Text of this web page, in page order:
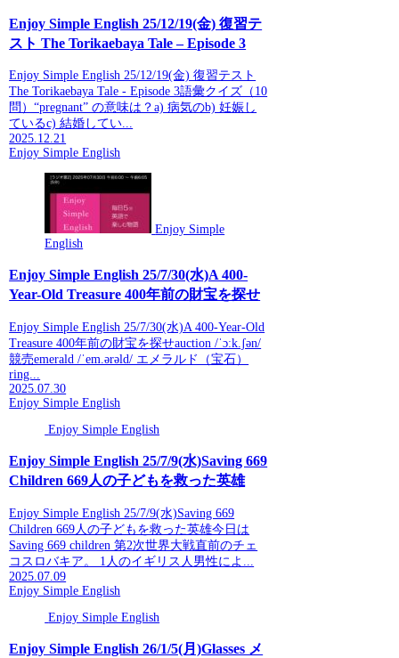
Enjoy Simple English 25/12/19(金) 復習テ
スト The Torikaebaya Tale – Episode 3
Enjoy Simple English 25/12/19(金) 復習テスト
The Torikaebaya Tale - Episode 3語彙クイズ（10
問）“pregnant” の意味は？a) 病気のb) 妊娠し
ているc) 結婚してい...
2025.12.21
Enjoy Simple English
Enjoy Simple
English
Enjoy Simple English 25/7/30(水)A 400-
Year-Old Treasure 400年前の財宝を探せ
Enjoy Simple English 25/7/30(水)A 400-Year-Old
Treasure 400年前の財宝を探せauction /ˈɔːk.ʃən/
競売emerald /ˈem.ərəld/ エメラルド（宝石）
ring...
2025.07.30
Enjoy Simple English
Enjoy Simple English
Enjoy Simple English 25/7/9(水)Saving 669
Children 669人の子どもを救った英雄
Enjoy Simple English 25/7/9(水)Saving 669
Children 669人の子どもを救った英雄今日は
Saving 669 children 第2次世界大戦直前のチェ
コスロバキア。 1人のイギリス人男性によ...
2025.07.09
Enjoy Simple English
Enjoy Simple English
Enjoy Simple English 26/1/5(月)Glasses メ